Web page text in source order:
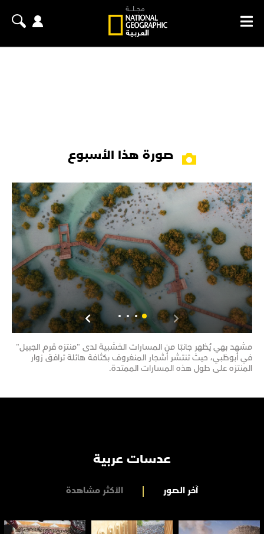
صورة هذا الأسبوع
مشهد بهي يُظهر جانبًا من المسارات الخشبية لدى "منتزه قرم الجبيل"
في أبوظبي، حيث تنتشر أشجار المنغروف بكثافة هائلة ترافق زوار
المنتزه على طول هذه المسارات الممتدة.
عدسات عربية
آخر الصور الأكثر مشاهدة